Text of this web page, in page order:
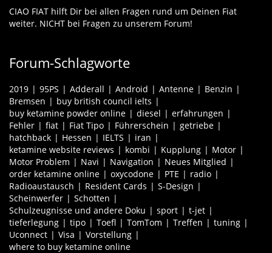
CIAO FIAT hilft Dir bei allen Fragen rund um Deinen Fiat
weiter. NICHT bei Fragen zu unserem Forum!
Forum-Schlagworte
2019 95PS Adderall Android Antenne
Benzin
Bremsen
buy british council ielts
buy ketamine powder online
diesel
erfahrungen
Fehler
fiat Fiat Tipo Führerschein
getriebe
hatchback
Hessen IELTS
iran
ketamine website reviews
kombi Kupplung
Motor
Motor Problem
Navi Navigation
Neues Mitglied
order ketamine online
oxycodone PTE
radio
Radioaustausch
Resident Cards
S-Design
Scheinwerfer
Schotten
Schulzeugnisse und andere Doku
sport
t-jet
tieferlegung
tipo Toefl TomTom Treffen
tuning
Uconnect
Visa
Vorstellung
where to buy ketamine online